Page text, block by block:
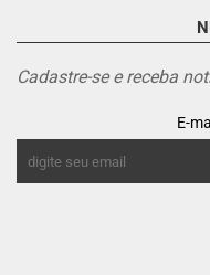
Cadastre-se e receba
E-